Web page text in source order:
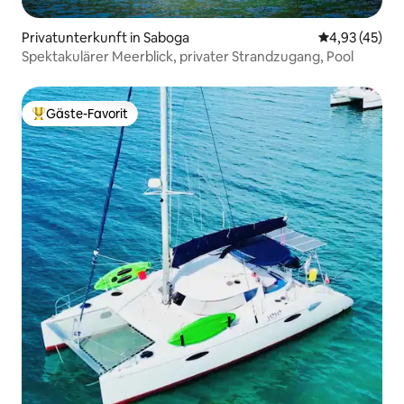
Privatunterkunft in Saboga
4,93 (45)
Spektakulärer Meerblick, privater Strandzugang, Pool
Beliebter Gäste-Favorit.
Gäste-Favorit